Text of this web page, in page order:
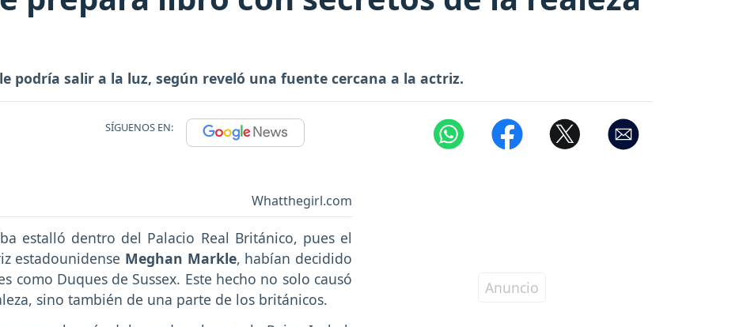
podría salir a la luz, según reveló una fuente cercana a la actriz.
SÍGUENOS EN:
Whatthegirl.com
estalló dentro del Palacio Real Británico, pues el
estadounidense Meghan Markle, habían decidido
como Duques de Sussex. Este hecho no solo causó
sino también de una parte de los británicos.